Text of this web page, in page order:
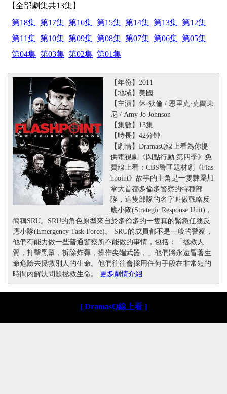
【全部劇集共13集】
第18集 第17集 第16集 第15集 第14集 第13集 第12集
第11集 第10集 第09集 第08集 第07集 第06集 第05集
第04集 第03集 第02集 第01集
【年份】2011
【地域】美國
【主演】休·狄倫 / 恩里克·克蘭東
尼 / Amy Jo Johnson
【集數】13集
【時長】42分钟
【劇情】DramasQ線上看為你提
供電視劇《閃點行動 第四季》免
費線上看：CBS警匪題材劇《Flas
hpoint》故事的主角是一隻隸屬加
拿大首都多倫多警察的特種部
隊，這隻部隊的名字叫做戰略反
應小隊(Strategic Response Unit)，
簡稱SRU。SRU的角色原型來自於多倫多的一隻真的緊急任務反
應小隊(Emergency Task Force)。 SRU的成員都不是一般的警察，
他們有能力做一些普通警察所不能做的事情，包括：「拯救人
質，打擊黑幫，拆除炸彈，操作尖端武器，」他們將永遠冒著生
命危險去拯救別人的生命。他們往往會採用任何手段在非常短的
時間內解決問題拯救生命。 更多劇情介紹
[ DramasQ線上看 ]